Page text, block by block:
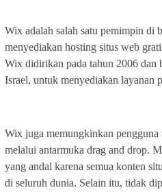
Wix adalah salah satu pemimpin di
menyediakan hosting situs web
Wix didirikan pada tahun 2006 dan
Israel, untuk menyediakan layanan
Wix juga memungkinkan
melalui antarmuka drag and drop.
yang andal karena semua konten
di seluruh dunia. Selain itu, tidak